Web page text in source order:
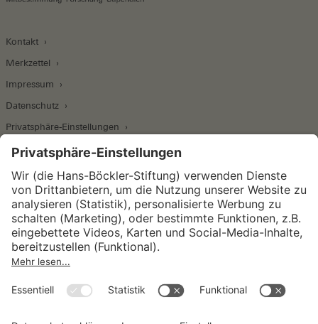
Kontakt
Merkzettel
Impressum
Datenschutz
Privatsphäre-Einstellungen
Wirtschafts- und Sozialwissenschaftliches Institut
Institut für Makroökonomie und
Konjunkturforschung